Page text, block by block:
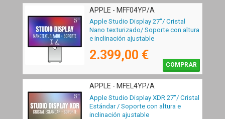
APPLE - MFF04YP/A
Apple Studio Display 27"/ Cristal
Nano texturizado/ Soporte con altura
e inclinación ajustable
2.399,00 €
COMPRAR
APPLE - MFEL4YP/A
Apple Studio Display XDR 27"/ Cristal
Estándar / Soporte con altura e
inclinación ajustable